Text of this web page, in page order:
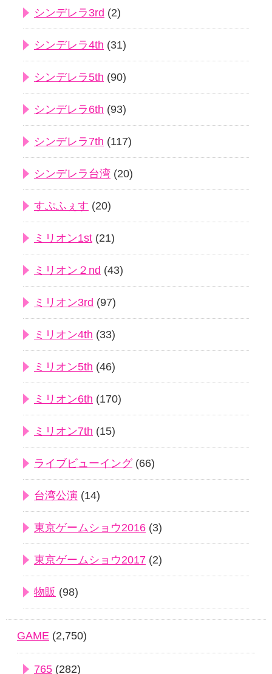
シンデレラ3rd (2)
シンデレラ4th (31)
シンデレラ5th (90)
シンデレラ6th (93)
シンデレラ7th (117)
シンデレラ台湾 (20)
すぷふぇす (20)
ミリオン1st (21)
ミリオン２nd (43)
ミリオン3rd (97)
ミリオン4th (33)
ミリオン5th (46)
ミリオン6th (170)
ミリオン7th (15)
ライブビューイング(66)
台湾公演 (14)
東京ゲームショウ2016 (3)
東京ゲームショウ2017 (2)
物販 (98)
GAME (2,750)
765 (282)